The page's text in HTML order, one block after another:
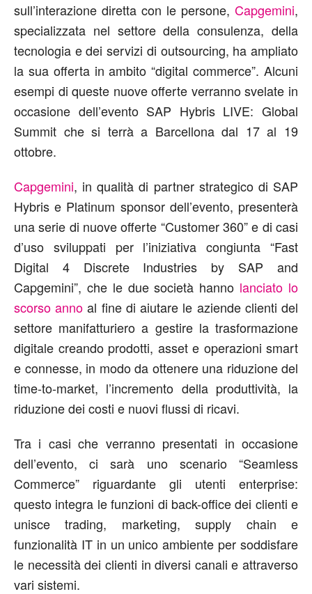
sull’interazione diretta con le persone, Capgemini,
specializzata nel settore della consulenza, della
tecnologia e dei servizi di outsourcing, ha ampliato
la sua offerta in ambito “digital commerce”. Alcuni
esempi di queste nuove offerte verranno svelate in
occasione dell’evento SAP Hybris LIVE: Global
Summit che si terrà a Barcellona dal 17 al 19
ottobre.
Capgemini, in qualità di partner strategico di SAP
Hybris e Platinum sponsor dell’evento, presenterà
una serie di nuove offerte “Customer 360” e di casi
d’uso sviluppati per l’iniziativa congiunta “Fast
Digital 4 Discrete Industries by SAP and
Capgemini”, che le due società hanno lanciato lo
scorso anno al fine di aiutare le aziende clienti del
settore manifatturiero a gestire la trasformazione
digitale creando prodotti, asset e operazioni smart
e connesse, in modo da ottenere una riduzione del
time-to-market, l’incremento della produttività, la
riduzione dei costi e nuovi flussi di ricavi.
Tra i casi che verranno presentati in occasione
dell’evento, ci sarà uno scenario “Seamless
Commerce” riguardante gli utenti enterprise:
questo integra le funzioni di back-office dei clienti e
unisce trading, marketing, supply chain e
funzionalità IT in un unico ambiente per soddisfare
le necessità dei clienti in diversi canali e attraverso
vari sistemi.